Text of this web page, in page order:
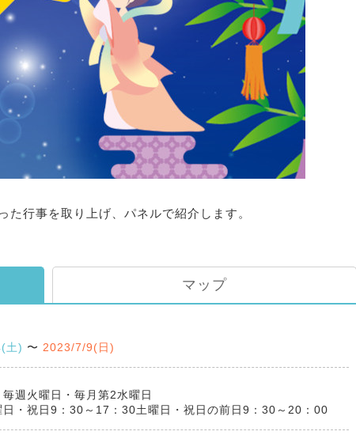
行事を取り上げ、パネルで紹介します。
マップ
土) 〜 2023/7/9(日)
毎週火曜日・毎月第2水曜日
日・祝日9：30～17：30土曜日・祝日の前日9：30～20：00